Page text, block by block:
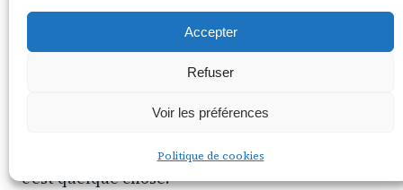
Accepter
Refuser
Voir les préférences
Politique de cookies
Saint-Julien. C’est petit (900 hectares
seulement) mais la concentration de grands
crus est hallucinante. Château Léoville Las
Beychevelle… Même si tu visites pas, juste
rouler sur cette route et voir ces domaines,
c’est quelque chose.